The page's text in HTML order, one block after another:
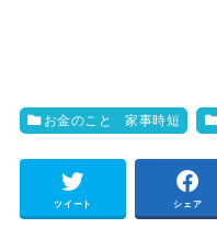
お金のこと 家事時短
ツイート シェア